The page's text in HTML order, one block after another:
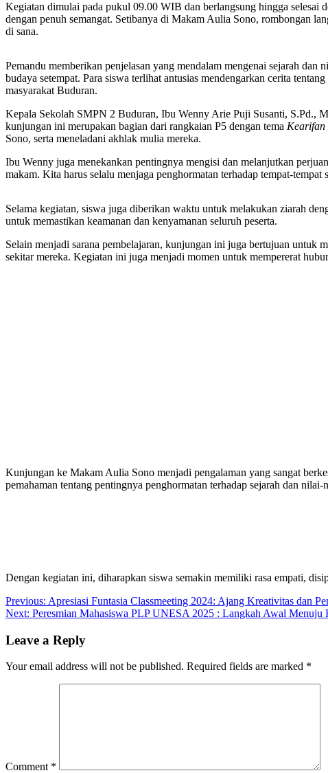
Kegiatan dimulai pada pukul 09.00 WIB dan berlangsung hingga selesai
dengan penuh semangat. Setibanya di Makam Aulia Sono, rombongan
di sana.
Pemandu memberikan penjelasan yang mendalam mengenai sejarah
budaya setempat. Para siswa terlihat antusias mendengarkan cerita
masyarakat Buduran.
Kepala Sekolah SMPN 2 Buduran, Ibu Wenny Arie Puji Susanti, S.Pd.,
kunjungan ini merupakan bagian dari rangkaian P5 dengan tema Kearifan
Sono, serta meneladani akhlak mulia mereka.
Ibu Wenny juga menekankan pentingnya mengisi dan melanjutkan
makam. Kita harus selalu menjaga penghormatan terhadap tempat-
Selama kegiatan, siswa juga diberikan waktu untuk melakukan ziarah
untuk memastikan keamanan dan kenyamanan seluruh peserta.
Selain menjadi sarana pembelajaran, kunjungan ini juga bertujuan untuk
sekitar mereka. Kegiatan ini juga menjadi momen untuk mempererat
Kunjungan ke Makam Aulia Sono menjadi pengalaman yang sangat
pemahaman tentang pentingnya penghormatan terhadap sejarah dan
Dengan kegiatan ini, diharapkan siswa semakin memiliki rasa empati,
Post
navigation
Previous: Apresiasi Funtasia Classmeeting 2024: Ajang Kreativitas dan
Next: Peresmian Mahasiswa PLP UNESA 2025 : Langkah Awal Menuju
Leave a Reply
Your email address will not be published. Required fields are marked *
Comment *